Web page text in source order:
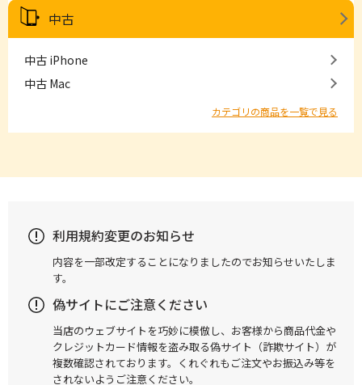
中古
中古 iPhone
中古 Mac
カテゴリの商品を一覧で見る
利用規約変更のお知らせ
内容を一部改定することになりましたのでお知らせいたしま
す。
偽サイトにご注意ください
当店のウェブサイトを巧妙に模倣し、お客様から商品代金や
クレジットカード情報を盗み取る偽サイト（詐欺サイト）が
複数確認されております。くれぐれもご注文やお振込み等を
されないようご注意ください。